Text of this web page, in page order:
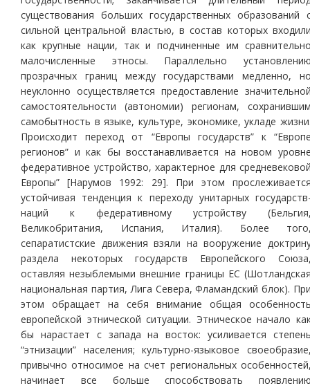
существования больших государственных образований
сильной центральной властью, в состав которых
как крупные нации, так и подчиненные им
малочисленные этносы. Параллельно
прозрачных границ между государствами медленно,
неуклонно осуществляется предоставление
самостоятельности (автономии) регионам,
самобытность в языке, культуре, экономике, укладе
Происходит переход от “Европы государств” к
регионов” и как бы восстанавливается на новом
федеративное устройство, характерное для
Европы” [Нарумов 1992: 29]. При этом
устойчивая тенденция к переходу унитарных
наций к федеративному устройству
Великобритания, Испания, Италия). Более
сепаратистские движения взяли на вооружение
раздела некоторых государств Европейского
оставляя незыблемыми внешние границы ЕС
национальная партия, Лига Севера, Фламандский блок).
этом обращает на себя внимание общая
европейской этнической ситуации. Этническое начало
бы нарастает с запада на восток: усиливается
“этнизации” населения; культурно-языковое
привычно относимое на счет региональных
начинает все больше способствовать